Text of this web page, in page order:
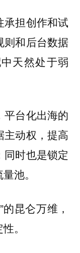
承担创作和试
则和后台数据
天然处于弱
平台化出海的
主动权，提高
时也是锁定
池。
昆仑万维，
。